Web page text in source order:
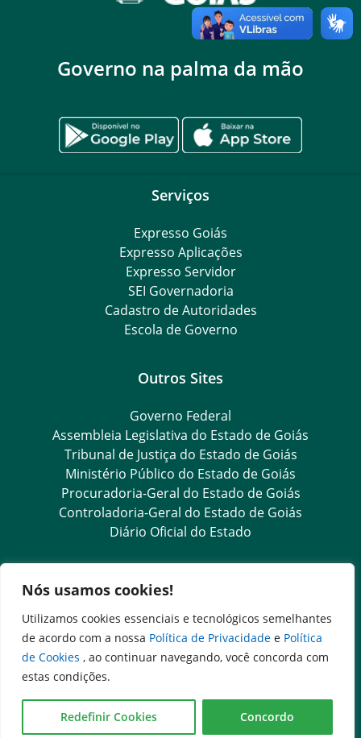
Nós usamos cookies!
Utilizamos cookies essenciais e tecnológicos semelhantes
de acordo com a nossa Política de Privacidade e Política
de Cookies , ao continuar navegando, você concorda com
estas condições.
Redefinir Cookies Concordo
Governo na palma da mão
Serviços
Expresso Goiás
Expresso Aplicações
Expresso Servidor
SEI Governadoria
Cadastro de Autoridades
Escola de Governo
Outros Sites
Governo Federal
Assembleia Legislativa do Estado de Goiás
Tribunal de Justiça do Estado de Goiás
Ministério Público do Estado de Goiás
Procuradoria-Geral do Estado de Goiás
Controladoria-Geral do Estado de Goiás
Diário Oficial do Estado
Transparência e Ouvidoria
LGPD
Goiás Transparência
Dados Abertos Goiás
e-SIC – Serviço Eletrônico de Informação ao Cidadão
SIC – Serviço de Informação ao Cidadão
Ouvidoria Setorial